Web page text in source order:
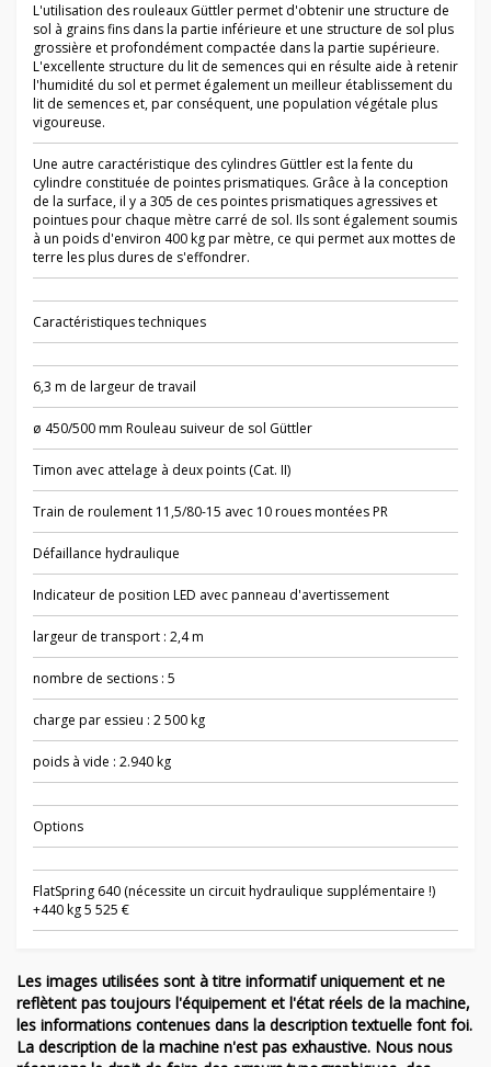
L'utilisation des rouleaux Güttler permet d'obtenir une structure de
sol à grains fins dans la partie inférieure et une structure de sol plus
grossière et profondément compactée dans la partie supérieure.
L'excellente structure du lit de semences qui en résulte aide à retenir
l'humidité du sol et permet également un meilleur établissement du
lit de semences et, par conséquent, une population végétale plus
vigoureuse.
Une autre caractéristique des cylindres Güttler est la fente du
cylindre constituée de pointes prismatiques. Grâce à la conception
de la surface, il y a 305 de ces pointes prismatiques agressives et
pointues pour chaque mètre carré de sol. Ils sont également soumis
à un poids d'environ 400 kg par mètre, ce qui permet aux mottes de
terre les plus dures de s'effondrer.
Caractéristiques techniques
6,3 m de largeur de travail
ø 450/500 mm Rouleau suiveur de sol Güttler
Timon avec attelage à deux points (Cat. II)
Train de roulement 11,5/80-15 avec 10 roues montées PR
Défaillance hydraulique
Indicateur de position LED avec panneau d'avertissement
largeur de transport : 2,4 m
nombre de sections : 5
charge par essieu : 2 500 kg
poids à vide : 2.940 kg
Options
FlatSpring 640 (nécessite un circuit hydraulique supplémentaire !)
+440 kg 5 525 €
Les images utilisées sont à titre informatif uniquement et ne
reflètent pas toujours l'équipement et l'état réels de la machine,
les informations contenues dans la description textuelle font foi.
La description de la machine n'est pas exhaustive. Nous nous